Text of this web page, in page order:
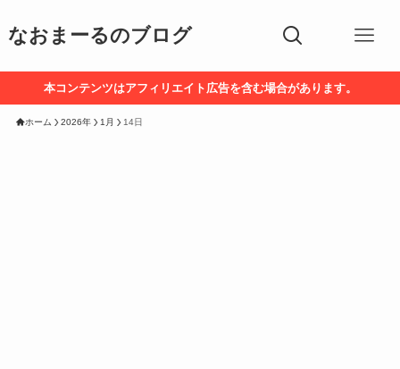
なおまーるのブログ
本コンテンツはアフィリエイト広告を含む場合があります。
ホーム 2026年 1月 14日